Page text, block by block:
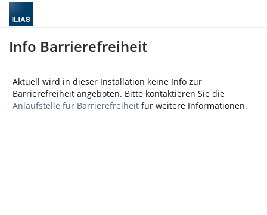
Info Barrierefreiheit
Aktuell wird in dieser Installation keine Info zur
Barrierefreiheit angeboten. Bitte kontaktieren Sie die
Anlaufstelle für Barrierefreiheit für weitere Informationen.